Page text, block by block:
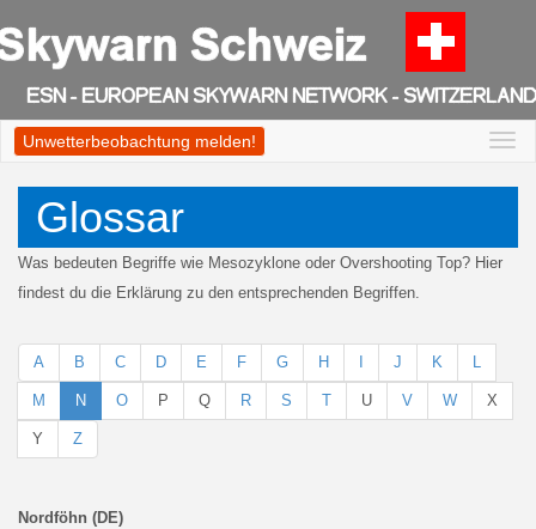
Unwetterbeobachtung melden!
Glossar
Was bedeuten Begriffe wie Mesozyklone oder Overshooting Top? Hier
findest du die Erklärung zu den entsprechenden Begriffen.
A B C D E F G H J K L
M N O P Q R S T U V W X
Y Z
Nordföhn (DE)